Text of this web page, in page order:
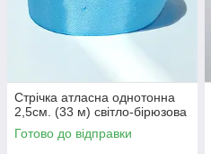
Стрічка атласна однотонна
2,5см. (33 м) світло-бірюзова
Готово до відправки